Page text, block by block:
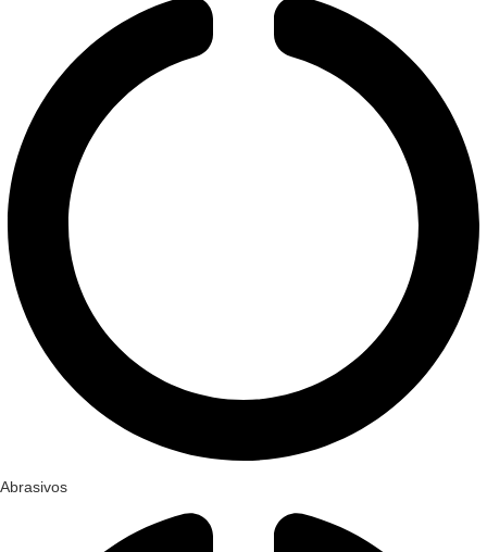
Abrasivos